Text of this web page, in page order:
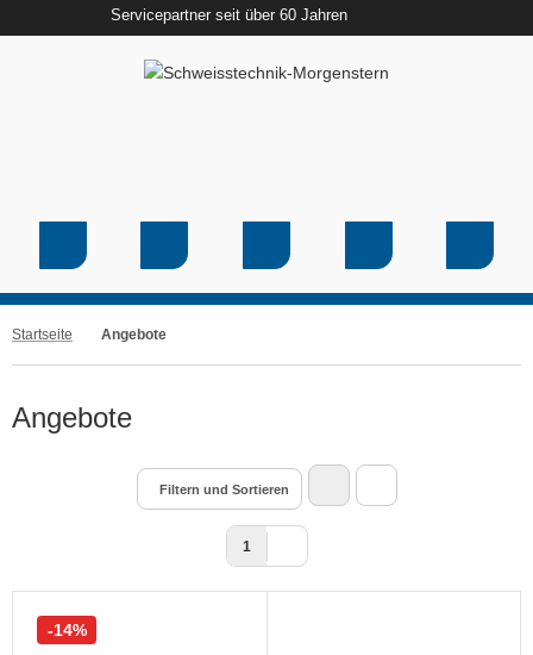
Servicepartner seit über 60 Jahren
Startseite Angebote
Angebote
Filtern und Sortieren
1
14%